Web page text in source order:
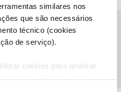
similares nos
que são necessários
técnico (cookies
de serviço).
cookies para analisar
de julho